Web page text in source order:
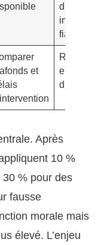
image de
fiabilité
et
Réactivité
en cas
d’urgence
Après
10 %
30 % pour des
fausse
morale mais
élevé. L’enjeu